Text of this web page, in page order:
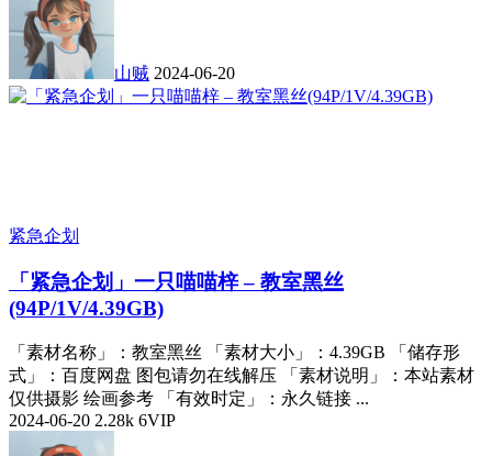
山贼 2024-06-20
紧急企划
「紧急企划」一只喵喵梓 – 教室黑丝
(94P/1V/4.39GB)
「素材名称」：教室黑丝 「素材大小」：4.39GB 「储存形
式」：百度网盘 图包请勿在线解压 「素材说明」：本站素材
仅供摄影 绘画参考 「有效时定」：永久链接 ...
2024-06-20 2.28k 6VIP